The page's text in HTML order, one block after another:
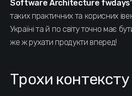
Software Architecture
таких практичних та корисних
Україні та й по світу точно має
же ж рухати продукти вперед!
Трохи контексту